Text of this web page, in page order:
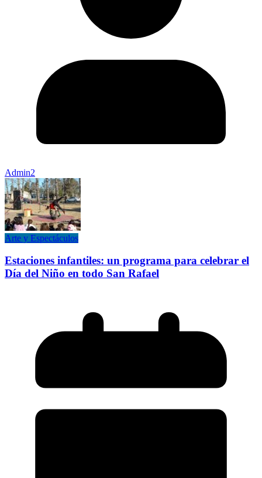
Admin2
Arte y Espectáculos
Estaciones infantiles: un programa para celebrar el
Día del Niño en todo San Rafael